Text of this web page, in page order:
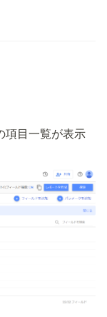
項目一覧が表示